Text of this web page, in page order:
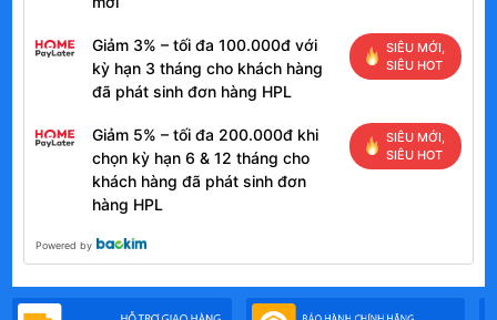
Giảm 3% – tối đa 100.000đ với
kỳ hạn 3 tháng cho khách hàng
đã phát sinh đơn hàng HPL
SIÊU MỚI,
SIÊU HOT
Giảm 5% – tối đa 200.000đ khi
chọn kỳ hạn 6 & 12 tháng cho
khách hàng đã phát sinh đơn
hàng HPL
SIÊU MỚI,
SIÊU HOT
Powered by